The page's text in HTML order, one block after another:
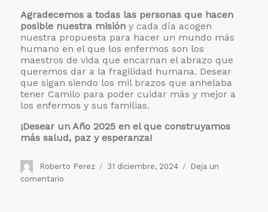
Agradecemos a todas las personas que hacen
posible nuestra misión y cada día acogen
nuestra propuesta para hacer un mundo más
humano en el que los enfermos son los
maestros de vida que encarnan el abrazo que
queremos dar a la fragilidad humana. Desear
que sigan siendo los mil brazos que anhelaba
tener Camilo para poder cuidar más y mejor a
los enfermos y sus familias.
¡Desear un Año 2025 en el que construyamos
más salud, paz y esperanza!
Autor
Roberto Perez
Publicado
31 diciembre, 2024
Deja un
comentario